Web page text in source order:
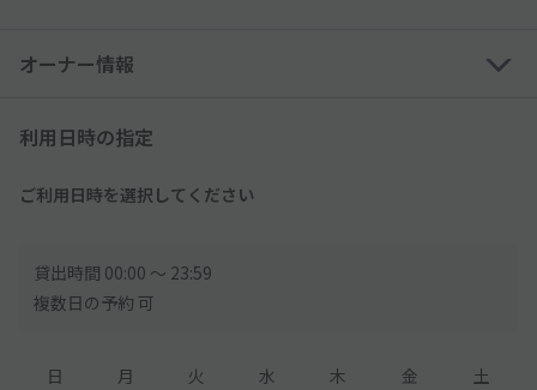
オーナー情報
利用日時の指定
ご利用日時を選択してください
貸出時間 00:00 〜 23:59
複数日の予約 可
日 月 火 水 木 金 土